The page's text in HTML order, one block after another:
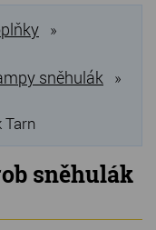
»
sněhulák »
Tarn
sněhulák